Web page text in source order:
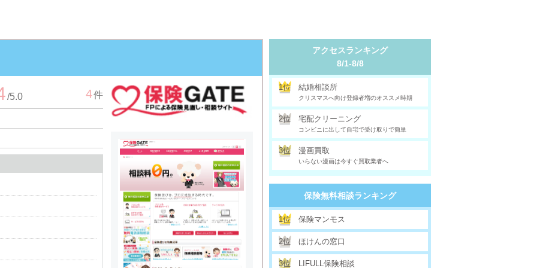
/5.0 4件
アクセスランキング
8/1-8/8
1位 結婚相談所
クリスマスへ向け登録者増のオススメ時期
2位 宅配クリーニング
コンビニに出して自宅で受け取りで簡単
3位 漫画買取
いらない漫画は今すぐ買取業者へ
保険無料相談ランキング
1位 保険マンモス
2位 ほけんの窓口
3位 LIFULL保険相談